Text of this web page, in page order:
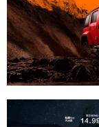
公益
文化产业
地方频道
北京